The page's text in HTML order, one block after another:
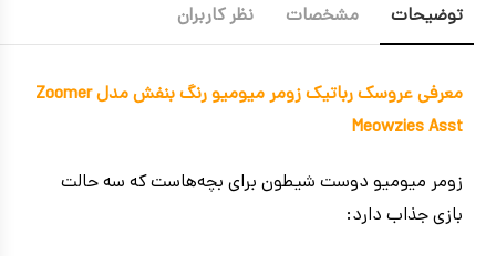
توضیحات مشخصات نظر کاربران
معرفی عروسک رباتیک زومر میومیو رنگ بنفش مدل Zoomer
Meowzies Asst
زومر میومیو دوست شیطون برای بچه‌هاست که سه حالت
بازی جذاب دارد: